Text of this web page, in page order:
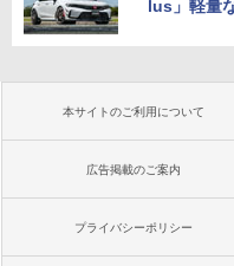
lus」軽量
本サイトのご利用について
広告掲載のご案内
プライバシーポリシー